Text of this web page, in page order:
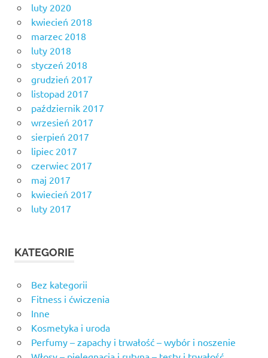
luty 2020
kwiecień 2018
marzec 2018
luty 2018
styczeń 2018
grudzień 2017
listopad 2017
październik 2017
wrzesień 2017
sierpień 2017
lipiec 2017
czerwiec 2017
maj 2017
kwiecień 2017
luty 2017
KATEGORIE
Bez kategorii
Fitness i ćwiczenia
Inne
Kosmetyka i uroda
Perfumy – zapachy i trwałość – wybór i noszenie